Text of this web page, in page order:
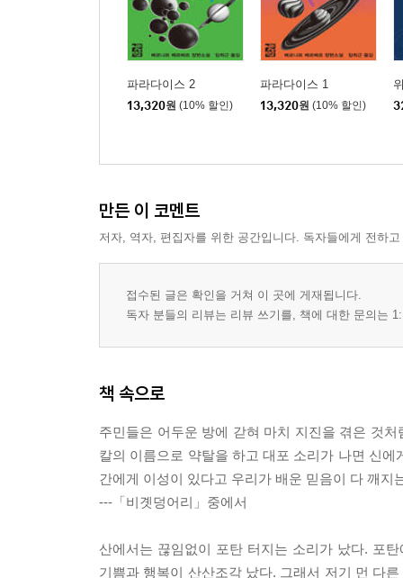
파라다이스 2
13,320원 (10% 할인)
파라다이스 1
13,320원 (10% 할인)
만든 이 코멘트
저자, 역자, 편집자를 위한 공간입니다. 독자들에게 전하
접수된 글은 확인을 거쳐 이 곳에 게재됩니다.
독자 분들의 리뷰는 리뷰 쓰기를, 책에 대한 문의는
책 속으로
주민들은 어두운 방에 갇혀 마치 지진을 겪은 것
칼의 이름으로 약탈을 하고 대포 소리가 나면 신
간에게 이성이 있다고 우리가 배운 믿음이 다 깨지
---「비곗덩어리」중에서
산에서는 끊임없이 포탄 터지는 소리가 났다. 포
기쁨과 행복이 산산조각 났다. 그래서 저기 먼 다